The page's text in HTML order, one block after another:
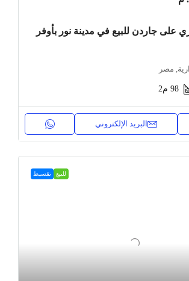
بحري على جاردن للبيع في مدينة نور بأوفر
مصر
98 م2
البريد الإلكتروني
للبيع تقسيط